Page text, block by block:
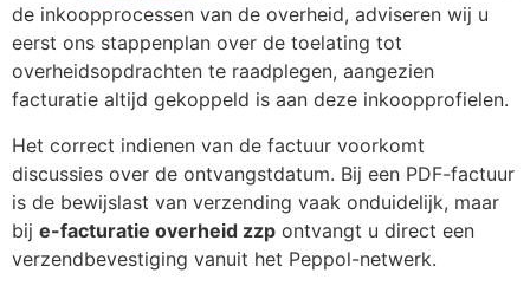
de inkoopprocessen van de overheid, adviseren wij u
eerst ons stappenplan over de toelating tot
overheidsopdrachten te raadplegen, aangezien
facturatie altijd gekoppeld is aan deze inkoopprofielen.
Het correct indienen van de factuur voorkomt
discussies over de ontvangstdatum. Bij een PDF-factuur
is de bewijslast van verzending vaak onduidelijk, maar
bij e-facturatie overheid zzp ontvangt u direct een
verzendbevestiging vanuit het Peppol-netwerk.